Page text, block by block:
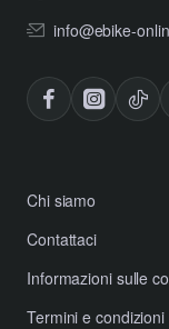
Display
Cambio
percorso
Avventure
Escursioni di
alta qualità
info@ebike-
Chi siamo
Contattaci
Informazioni sulle
Termini e condizioni